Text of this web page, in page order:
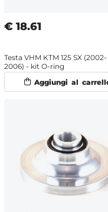
€ 18.61
Testa VHM KTM 125 SX (2002-
2006) - kit O-ring